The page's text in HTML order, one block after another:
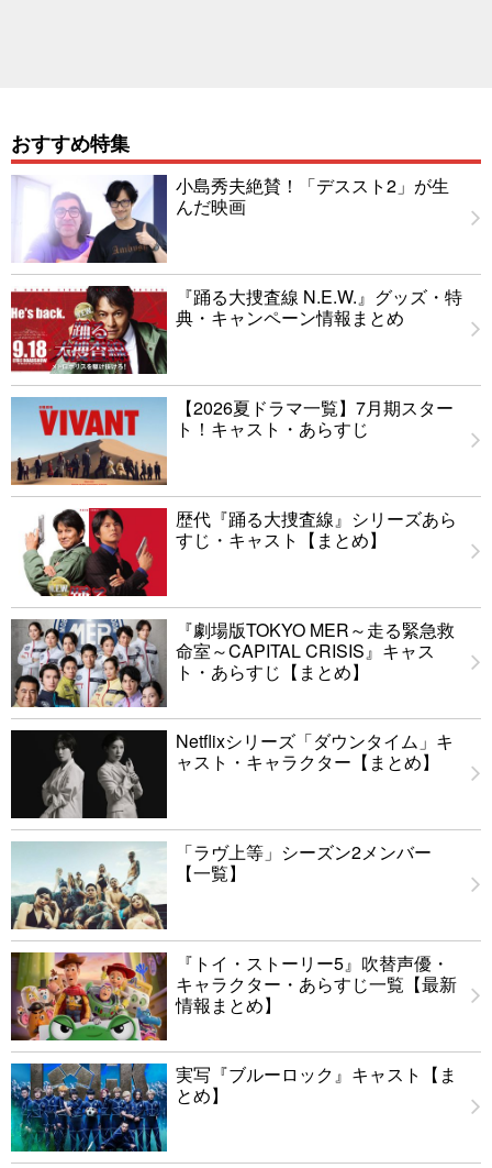
おすすめ特集
小島秀夫絶賛！「デススト2」が生
んだ映画
『踊る大捜査線 N.E.W.』グッズ・特
典・キャンペーン情報まとめ
【2026夏ドラマ一覧】7月期スター
ト！キャスト・あらすじ
歴代『踊る大捜査線』シリーズあら
すじ・キャスト【まとめ】
『劇場版TOKYO MER～走る緊急救
命室～CAPITAL CRISIS』キャス
ト・あらすじ【まとめ】
Netflixシリーズ「ダウンタイム」キ
ャスト・キャラクター【まとめ】
「ラヴ上等」シーズン2メンバー
【一覧】
『トイ・ストーリー5』吹替声優・
キャラクター・あらすじ一覧【最新
情報まとめ】
実写『ブルーロック』キャスト【ま
とめ】